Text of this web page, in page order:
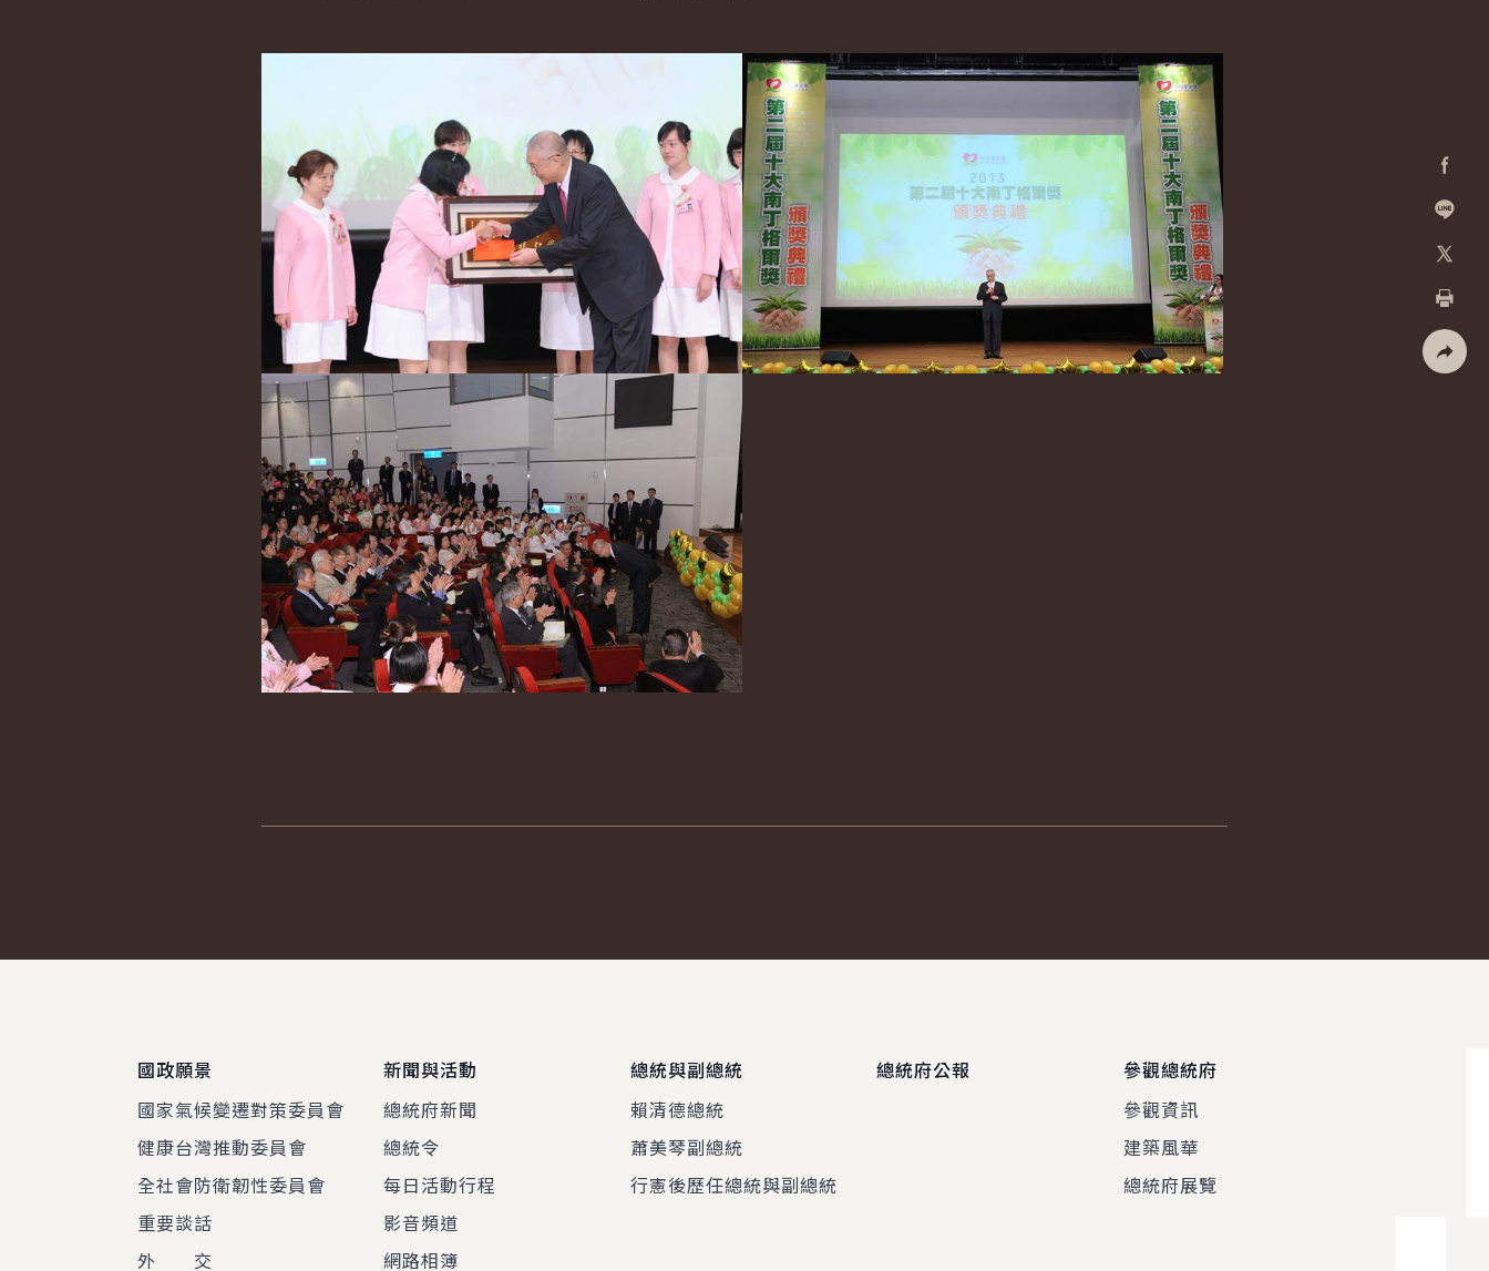
加入好
列印
國政願景
國家氣候變遷對策委員會
健康台灣推動委員會
全社會防衛韌性委員會
重要談話
外 交
新聞與活動
總統府新聞
總統令
每日活動行程
影音頻道
網路相簿
總統與副總統
賴清德總統
蕭美琴副總統
行憲後歷任總統與副總統
總統府公報
參觀總統府
參觀資訊
建築風華
總統府展覽